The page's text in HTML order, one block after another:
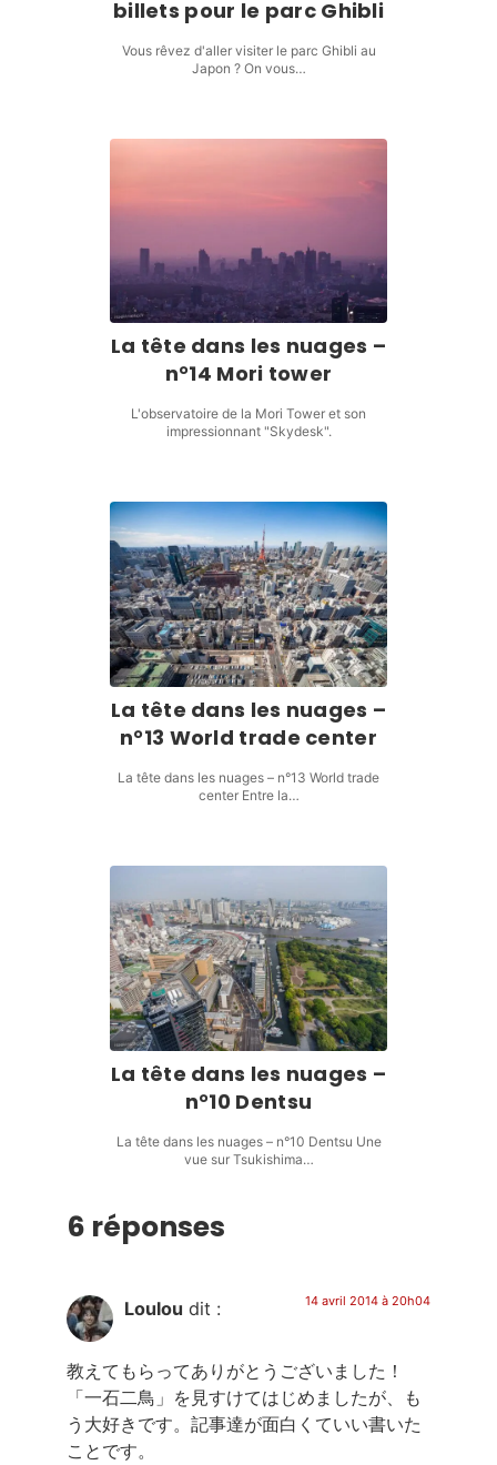
billets pour le parc Ghibli
Vous rêvez d'aller visiter le parc Ghibli au
Japon ? On vous…
La tête dans les nuages –
n°14 Mori tower
L'observatoire de la Mori Tower et son
impressionnant "Skydesk".
La tête dans les nuages –
n°13 World trade center
La tête dans les nuages – n°13 World trade
center Entre la…
La tête dans les nuages –
n°10 Dentsu
La tête dans les nuages – n°10 Dentsu Une
vue sur Tsukishima…
6 réponses
Loulou dit : 14 avril 2014 à 20h04
教えてもらってありがとうございました！
「一石二鳥」を見すけてはじめましたが、も
う大好きです。記事達が面白くていい書いた
ことです。